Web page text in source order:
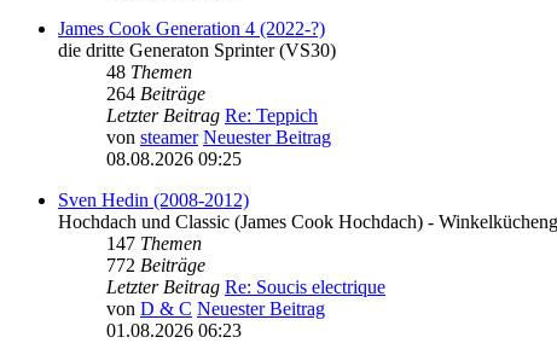
James Cook Generation 4 (2022-?)
die dritte Generaton Sprinter (VS30)
48 Themen
264 Beiträge
Letzter Beitrag Re: Teppich
von steamer Neuester Beitrag
08.08.2026 09:25
Sven Hedin (2008-2012)
Hochdach und Classic (James Cook Hochdach) -
147 Themen
772 Beiträge
Letzter Beitrag Re: Soucis electrique
von D & C Neuester Beitrag
01.08.2026 06:23